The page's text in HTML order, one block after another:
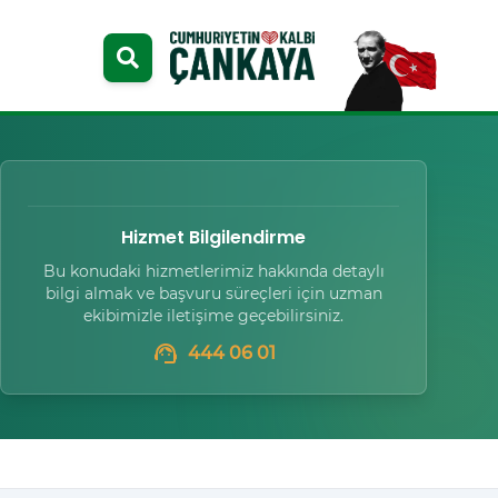
Hizmet Bilgilendirme
Bu konudaki hizmetlerimiz hakkında detaylı
bilgi almak ve başvuru süreçleri için uzman
ekibimizle iletişime geçebilirsiniz.
support_agent 444 06 01